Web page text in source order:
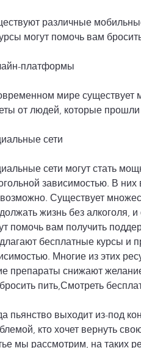
различные
могут помочь вам
платформы
мире существует
от людей, которые
сети
сети могут стать
зависимостью. В
Существует
жизнь без алкоголя,
помочь вам получить
бесплатные курсы и
Многие из этих
препараты снижают
пить,Смотреть
пьянство выходит из-под
кто хочет вернуть
мы рассмотрим, на таких